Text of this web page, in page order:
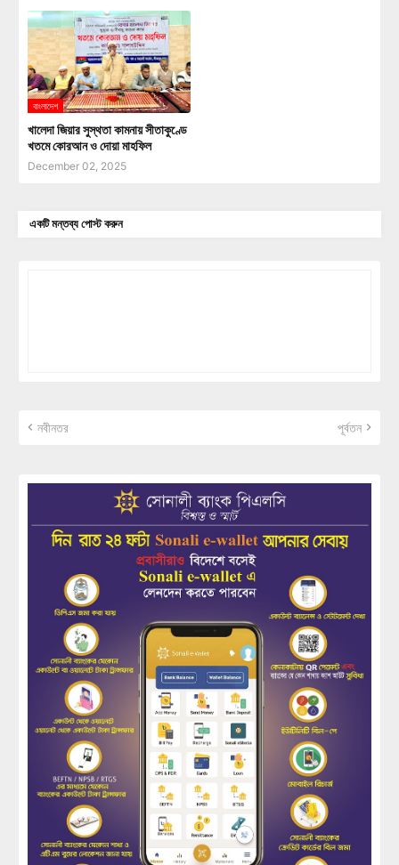
বাংলাদেশ
খালেদা জিয়ার সুস্থতা কামনায় সীতাকুণ্ডে
খতমে কোরআন ও দোয়া মাহফিল
December 02, 2025
একটি মন্তব্য পোস্ট করুন
নবীনতর পূর্বতন